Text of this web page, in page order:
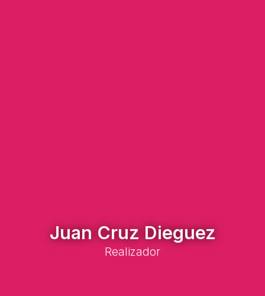
Juan Cruz Dieguez
Realizador